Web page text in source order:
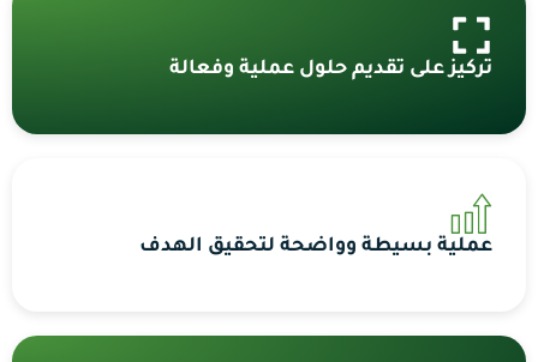
عملية بسيطة وواضحة لتحقيق الهدف
تركيز على تقديم حلول عملية وفعالة